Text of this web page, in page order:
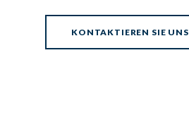
KONTAKTIEREN SIE UNS